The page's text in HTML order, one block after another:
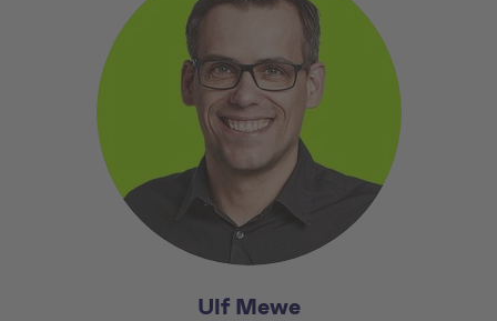
Ulf Mewe